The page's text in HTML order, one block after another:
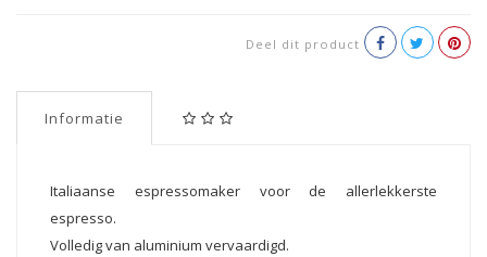
Deel dit product
Informatie
Italiaanse espressomaker voor de allerlekkerste
espresso.
Volledig van aluminium vervaardigd.